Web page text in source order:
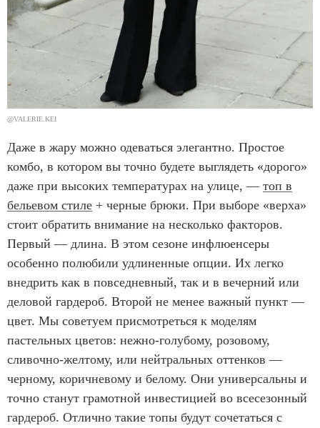
@VALERIE.KEI
Даже в жару можно одеваться элегантно. Простое
комбо, в котором вы точно будете выглядеть «дорого»
даже при высоких температурах на улице, — топ в
бельевом стиле + черные брюки. При выборе «верха»
стоит обратить внимание на несколько факторов.
Первый — длина. В этом сезоне инфлюенсеры
особенно полюбили удлиненные опции. Их легко
внедрить как в повседневный, так и в вечерний или
деловой гардероб. Второй не менее важный пункт —
цвет. Мы советуем присмотреться к моделям
пастельных цветов: нежно-голубому, розовому,
сливочно-желтому, или нейтральных оттенков —
черному, коричневому и белому. Они универсальны и
точно станут грамотной инвестицией во всесезонный
гардероб. Отлично такие топы будут сочетаться с